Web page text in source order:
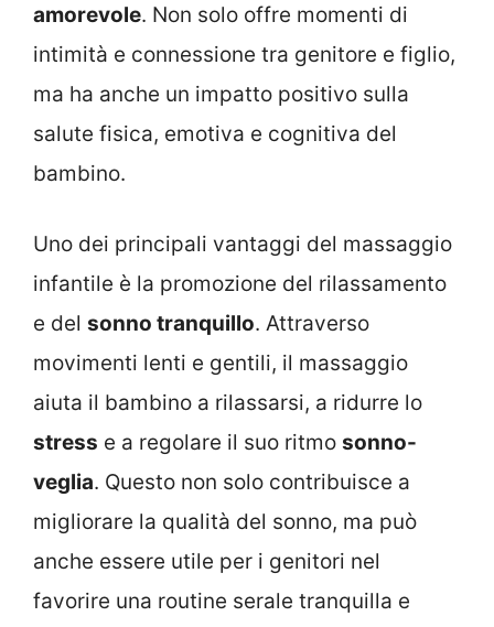
amorevole. Non solo offre momenti di
intimità e connessione tra genitore e figlio,
ma ha anche un impatto positivo sulla
salute fisica, emotiva e cognitiva del
bambino.
Uno dei principali vantaggi del massaggio
infantile è la promozione del rilassamento
e del sonno tranquillo. Attraverso
movimenti lenti e gentili, il massaggio
aiuta il bambino a rilassarsi, a ridurre lo
stress e a regolare il suo ritmo sonno-
veglia. Questo non solo contribuisce a
migliorare la qualità del sonno, ma può
anche essere utile per i genitori nel
favorire una routine serale tranquilla e